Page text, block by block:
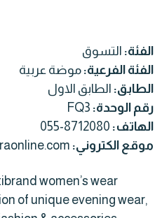
الفئة: التسوق
الفئة الفرعية: موضة عربية
الطابق: الطابق الاول
رقم الوحدة: FQ3
الهاتف: 055-8712080
موقع الكتروني:
women’s wear
of unique evening wear,